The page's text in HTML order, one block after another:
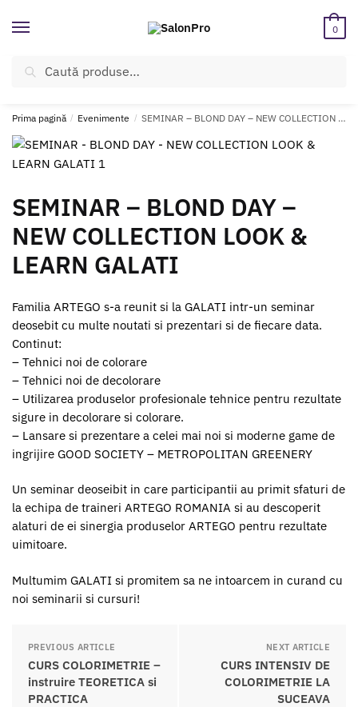
Caută
Caută
0
ÎNREGISTREAZĂ-TE SI BENEFICIEAZĂ DE CADOURI ȘI REDUCERI
Prima pagină / Evenimente / SEMINAR – BLOND DAY – NEW COLLECTION LOOK & LEARN GALATI
SEMINAR – BLOND DAY –
NEW COLLECTION LOOK &
LEARN GALATI
Familia ARTEGO s-a reunit si la GALATI intr-un seminar
deosebit cu multe noutati si prezentari si de fiecare data.
Continut:
– Tehnici noi de colorare
– Tehnici noi de decolorare
– Utilizarea produselor profesionale tehnice pentru rezultate
sigure in decolorare si colorare.
– Lansare si prezentare a celei mai noi si moderne game de
ingrijire GOOD SOCIETY – METROPOLITAN GREENERY
Un seminar deoseibit in care participantii au primit sfaturi de
la echipa de traineri ARTEGO ROMANIA si au descoperit
alaturi de ei sinergia produselor ARTEGO pentru rezultate
uimitoare.
Multumim GALATI si promitem sa ne intoarcem in curand cu
noi seminarii si cursuri!
PREVIOUS ARTICLE
CURS COLORIMETRIE –
instruire TEORETICA si
PRACTICA
NEXT ARTICLE
CURS INTENSIV DE
COLORIMETRIE LA
SUCEAVA